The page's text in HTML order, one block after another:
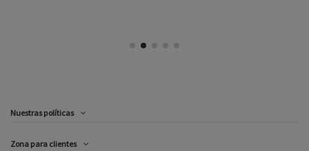
Nuestras políticas
Zona para clientes